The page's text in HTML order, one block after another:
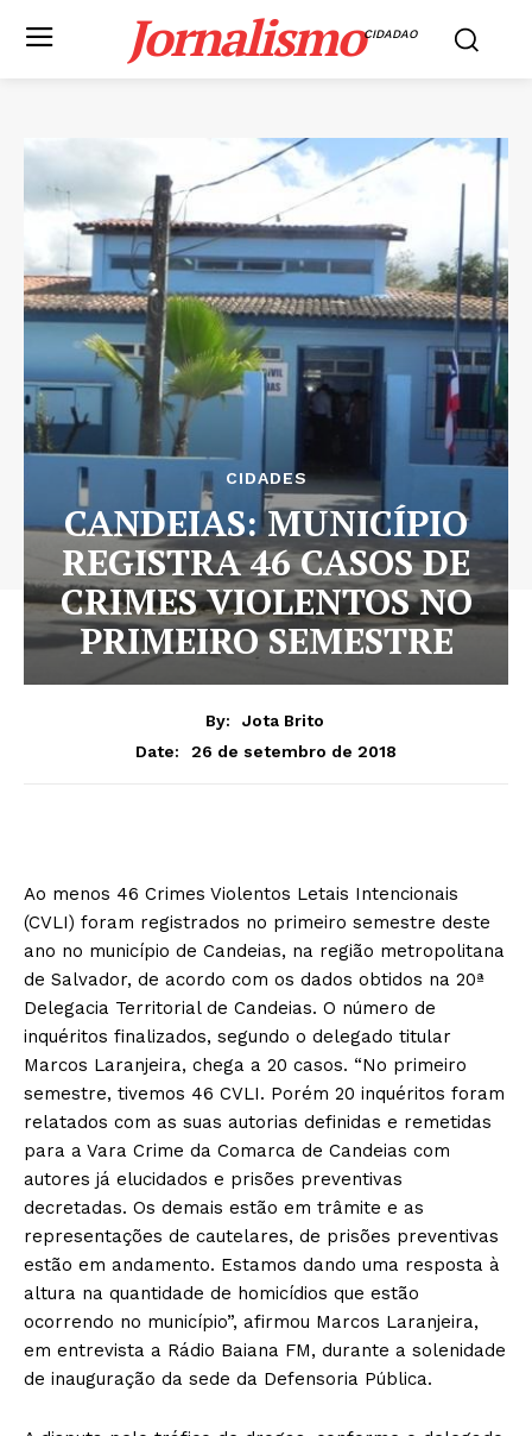
JornalismoCIDADAO
CIDADES
CANDEIAS: MUNICÍPIO
REGISTRA 46 CASOS DE
CRIMES VIOLENTOS NO
PRIMEIRO SEMESTRE
By:
Jota Brito
Date:
26 de setembro de 2018
Ao menos 46 Crimes Violentos Letais Intencionais
(CVLI) foram registrados no primeiro semestre deste
ano no município de Candeias, na região metropolitana
de Salvador, de acordo com os dados obtidos na 20ª
Delegacia Territorial de Candeias. O número de
inquéritos finalizados, segundo o delegado titular
Marcos Laranjeira, chega a 20 casos. “No primeiro
semestre, tivemos 46 CVLI. Porém 20 inquéritos foram
relatados com as suas autorias definidas e remetidas
para a Vara Crime da Comarca de Candeias com
autores já elucidados e prisões preventivas
decretadas. Os demais estão em trâmite e as
representações de cautelares, de prisões preventivas
estão em andamento. Estamos dando uma resposta à
altura na quantidade de homicídios que estão
ocorrendo no município”, afirmou Marcos Laranjeira,
em entrevista a Rádio Baiana FM, durante a solenidade
de inauguração da sede da Defensoria Pública.